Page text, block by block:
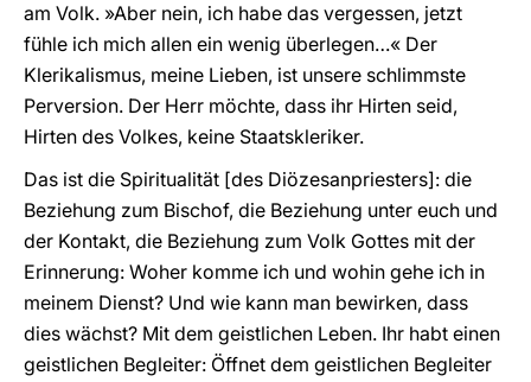
am Volk. »Aber nein, ich habe das vergessen, jetzt
fühle ich mich allen ein wenig überlegen…« Der
Klerikalismus, meine Lieben, ist unsere schlimmste
Perversion. Der Herr möchte, dass ihr Hirten seid,
Hirten des Volkes, keine Staatskleriker.
Das ist die Spiritualität [des Diözesanpriesters]: die
Beziehung zum Bischof, die Beziehung unter euch und
der Kontakt, die Beziehung zum Volk Gottes mit der
Erinnerung: Woher komme ich und wohin gehe ich in
meinem Dienst? Und wie kann man bewirken, dass
dies wächst? Mit dem geistlichen Leben. Ihr habt einen
geistlichen Begleiter: Öffnet dem geistlichen Begleiter